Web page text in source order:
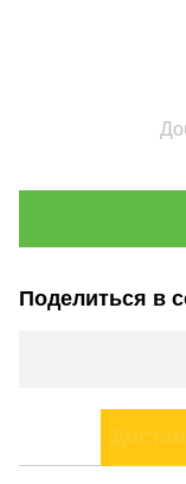
Поделиться в